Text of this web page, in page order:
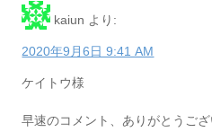
kaiun より:
2020年9月6日 9:41 AM
ケイトウ様
早速のコメント、ありがとうご